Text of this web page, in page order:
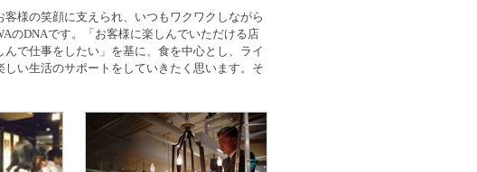
様の笑顔に支えられ、いつもワクワクしながら
のDNAです。「お客様に楽しんでいただける店
で仕事をしたい」を基に、食を中心とし、ライ
い生活のサポートをしていきたく思います。そ